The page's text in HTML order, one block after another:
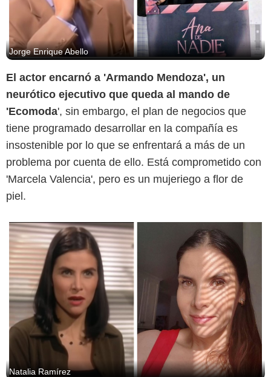
Jorge Enrique Abello
El actor encarnó a 'Armando Mendoza', un
neurótico ejecutivo que queda al mando de
'Ecomoda', sin embargo, el plan de negocios que
tiene programado desarrollar en la compañía es
insostenible por lo que se enfrentará a más de un
problema por cuenta de ello. Está comprometido con
'Marcela Valencia', pero es un mujeriego a flor de
piel.
Natalia Ramírez
Captura de pantalla/Instagram